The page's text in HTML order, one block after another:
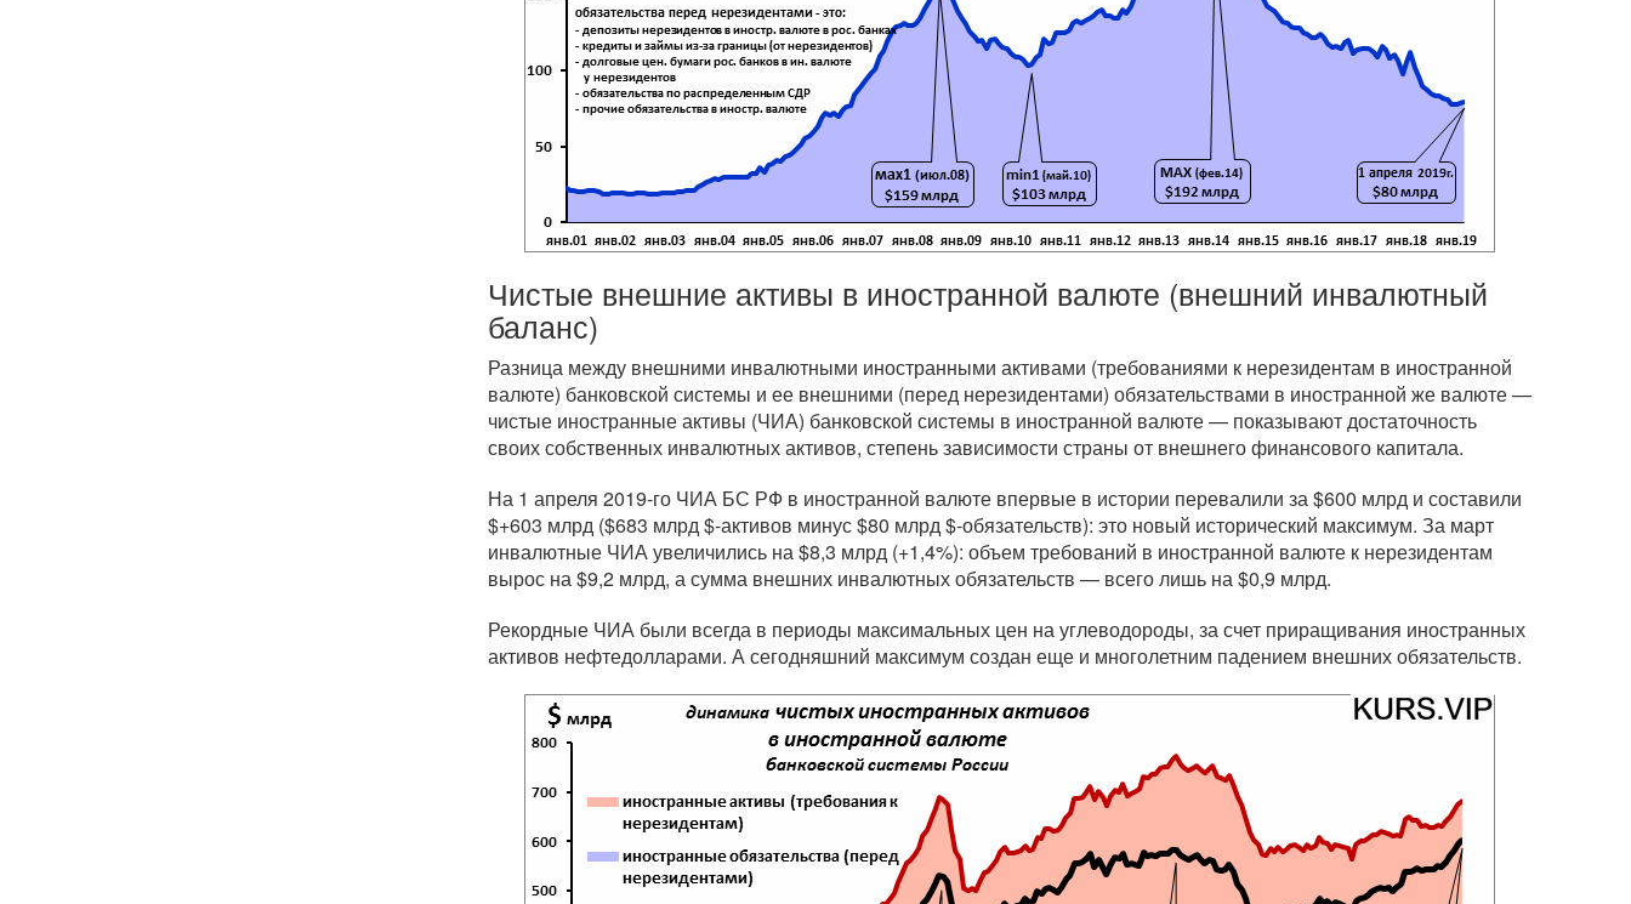
Чистые внешние активы в иностранной валюте (внешний инвалютный
баланс)
Разница между внешними инвалютными иностранными активами (требованиями к нерезидентам в иностранной
валюте) банковской системы и ее внешними (перед нерезидентами) обязательствами в иностранной же валюте —
чистые иностранные активы (ЧИА) банковской системы в иностранной валюте — показывают достаточность
своих собственных инвалютных активов, степень зависимости страны от внешнего финансового капитала.
На 1 апреля 2019-го ЧИА БС РФ в иностранной валюте впервые в истории перевалили за $600 млрд и составили
$+603 млрд ($683 млрд $-активов минус $80 млрд $-обязательств): это новый исторический максимум. За март
инвалютные ЧИА увеличились на $8,3 млрд (+1,4%): объем требований в иностранной валюте к нерезидентам
вырос на $9,2 млрд, а сумма внешних инвалютных обязательств — всего лишь на $0,9 млрд.
Рекордные ЧИА были всегда в периоды максимальных цен на углеводороды, за счет приращивания иностранных
активов нефтедолларами. А сегодняшний максимум создан еще и многолетним падением внешних обязательств.